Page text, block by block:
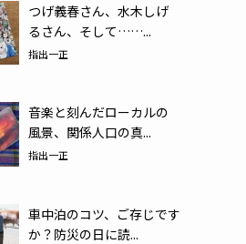
つげ義春さん、水木しげ
るさん、そして……...
指出一正
音楽と刻んだローカルの
風景、関係人口の真...
指出一正
車中泊のコツ、ご存じです
か？防災の日に読...